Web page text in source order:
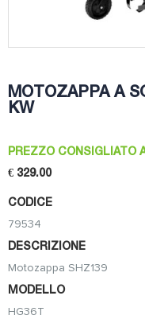
MOTOZAPPA A
KW
PREZZO CONSIGLIATO
€ 329.00
CODICE
79534
DESCRIZIONE
Motozappa SHZ139
MODELLO
HG36T